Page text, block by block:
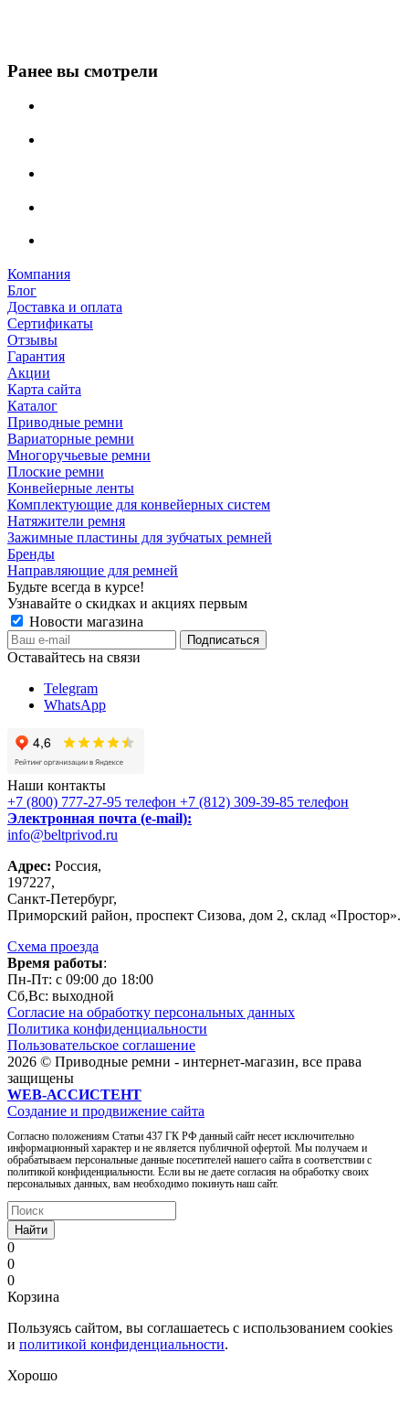
Ранее вы смотрели
Компания
Блог
Доставка и оплата
Сертификаты
Отзывы
Гарантия
Акции
Карта сайта
Каталог
Приводные ремни
Вариаторные ремни
Многоручьевые ремни
Плоские ремни
Конвейерные ленты
Комплектующие для конвейерных систем
Натяжители ремня
Зажимные пластины для зубчатых ремней
Бренды
Направляющие для ремней
Будьте всегда в курсе!
Узнавайте о скидках и акциях первым
Новости магазина
Оставайтесь на связи
Telegram
WhatsApp
Наши контакты
+7 (800) 777-27-95 телефон +7 (812) 309-39-85 телефон
Электронная почта (e-mail):
info@beltprivod.ru
Адрес: Россия,
197227,
Санкт-Петербург,
Приморский район, проспект Сизова, дом 2, склад «Простор».
Схема проезда
Время работы:
Пн-Пт: c 09:00 до 18:00
Сб,Вc: выходной
Согласие на обработку персональных данных
Политика конфиденциальности
Пользовательское соглашение
2026 © Приводные ремни - интернет-магазин, все права
защищены
WEB-АССИСТЕНТ
Создание и продвижение сайта
Согласно положениям Статьи 437 ГК РФ данный сайт несет исключительно
информационный характер и не является публичной офертой. Мы получаем и
обрабатываем персональные данные посетителей нашего сайта в соответствии с
политикой конфиденциальности. Если вы не даете согласия на обработку своих
персональных данных, вам необходимо покинуть наш сайт.
Найти
0
0
0
Корзина
Пользуясь сайтом, вы соглашаетесь с использованием cookies
и политикой конфиденциальности.
Хорошо